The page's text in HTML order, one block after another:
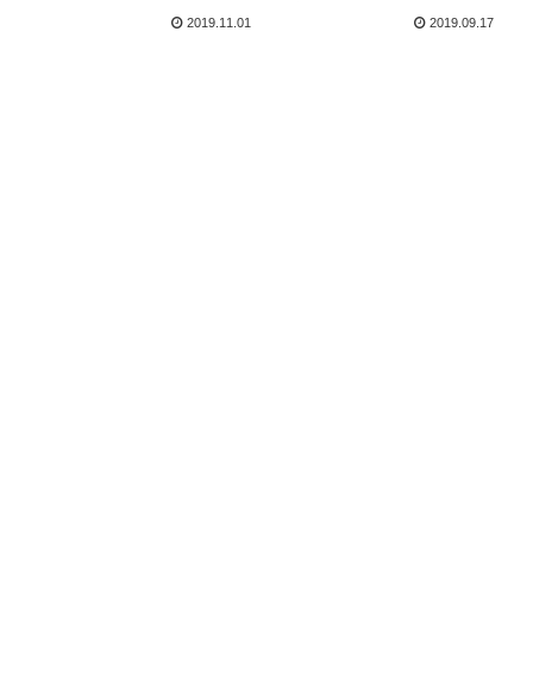
したくない」←新聞では
2019.11.01
流すので国会でやってほ
2019.09.17